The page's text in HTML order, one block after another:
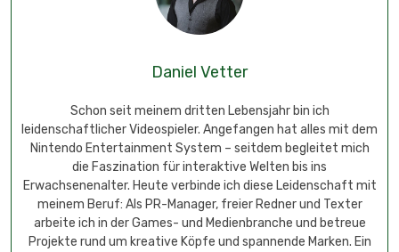
Daniel Vetter
Schon seit meinem dritten Lebensjahr bin ich
leidenschaftlicher Videospieler. Angefangen hat alles mit dem
Nintendo Entertainment System – seitdem begleitet mich
die Faszination für interaktive Welten bis ins
Erwachsenenalter. Heute verbinde ich diese Leidenschaft mit
meinem Beruf: Als PR-Manager, freier Redner und Texter
arbeite ich in der Games- und Medienbranche und betreue
Projekte rund um kreative Köpfe und spannende Marken. Ein